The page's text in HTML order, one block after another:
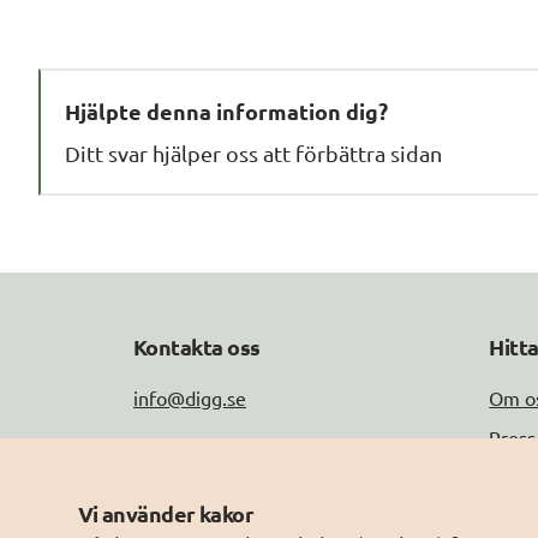
Vi använder kakor
Hjälpte denna information dig?
Ditt svar hjälper oss att förbättra sidan
Kontakta oss
info@digg.se
Tel: 0771-11 44 00
Om
Press